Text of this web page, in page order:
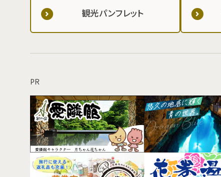
観光パンフレット
PR